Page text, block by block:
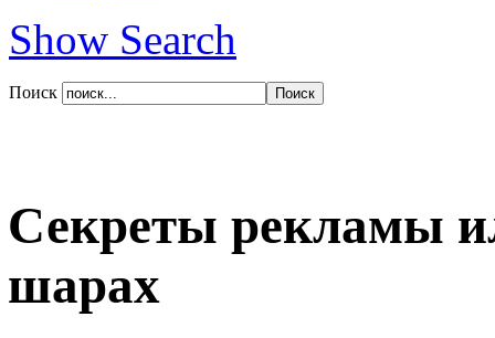
Show Search
Поиск
Секреты рекламы
шарах